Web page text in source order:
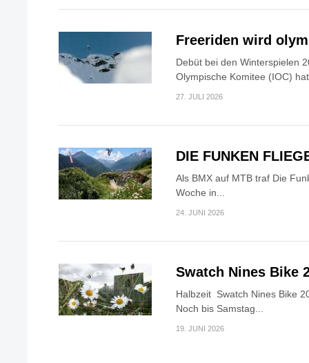
Freeriden wird
Debüt bei den Winterspielen
Olympische Komitee (IOC)
27. JULI 2026
DIE FUNKEN
Als BMX auf MTB traf Die
Woche in...
24. JUNI 2026
Swatch Nines Bike
Halbzeit Swatch Nines Bike
Noch bis Samstag...
19. JUNI 2026